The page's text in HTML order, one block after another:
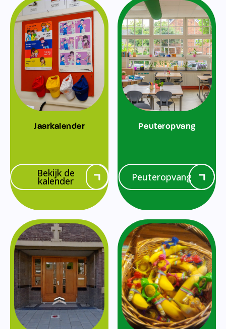
Jaarkalender
Bekijk de
kalender
Peuteropvang
Peuteropvang